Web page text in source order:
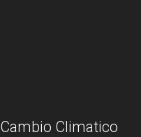
Cambio Climatico